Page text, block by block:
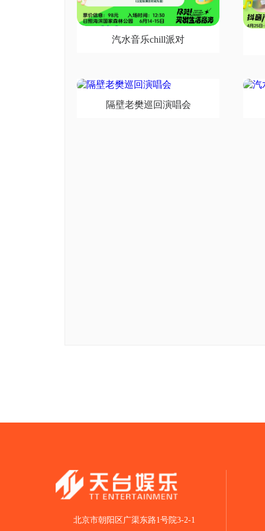
汽水音乐chill派对
隔壁老樊巡回演唱会
北京市朝阳区广渠东路1号院3-2-1